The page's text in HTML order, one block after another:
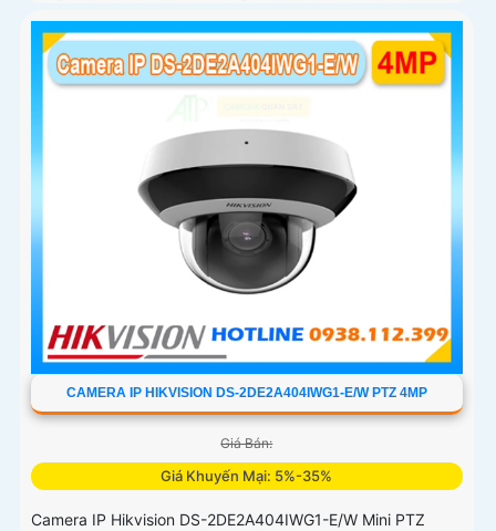
CAMERA IP HIKVISION DS-2DE2A404IWG1-E/W PTZ 4MP
Giá Bán:
Giá Khuyến Mại: 5%-35%
Camera IP Hikvision DS-2DE2A404IWG1-E/W Mini PTZ